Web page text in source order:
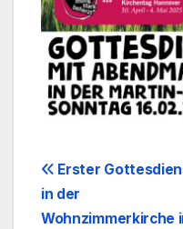
Erster
in der
Wohnzimmerkirche